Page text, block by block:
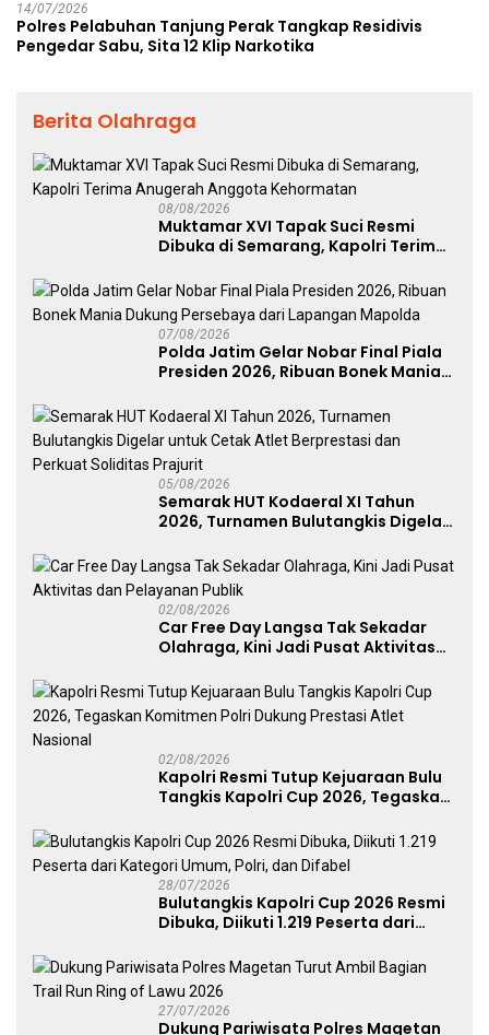
14/07/2026
Polres Pelabuhan Tanjung Perak Tangkap Residivis
Pengedar Sabu, Sita 12 Klip Narkotika
Berita Olahraga
08/08/2026
Muktamar XVI Tapak Suci Resmi
Dibuka di Semarang, Kapolri Terima
07/08/2026
Polda Jatim Gelar Nobar Final Piala
Presiden 2026, Ribuan Bonek Mania
Mapolda
05/08/2026
Semarak HUT Kodaeral XI Tahun
2026, Turnamen Bulutangkis Digelar
Perkuat Soliditas Prajurit
02/08/2026
Car Free Day Langsa Tak Sekadar
Olahraga, Kini Jadi Pusat Aktivitas
02/08/2026
Kapolri Resmi Tutup Kejuaraan Bulu
Tangkis Kapolri Cup 2026, Tegaskan
Atlet Nasional
28/07/2026
Bulutangkis Kapolri Cup 2026 Resmi
Dibuka, Diikuti 1.219 Peserta dari
27/07/2026
Dukung Pariwisata Polres Magetan